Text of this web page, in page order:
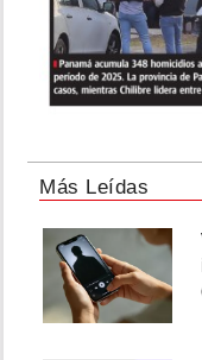
Más Leídas